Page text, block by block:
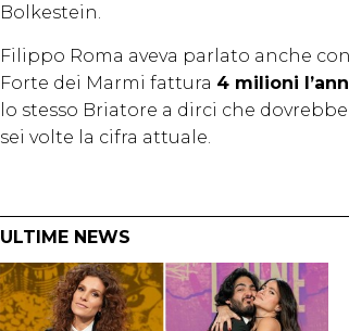
Bolkestein.
Filippo Roma aveva parlato anche con
Forte dei Marmi fattura 4 milioni
lo stesso Briatore a dirci che
sei volte la cifra attuale.
ULTIME NEWS